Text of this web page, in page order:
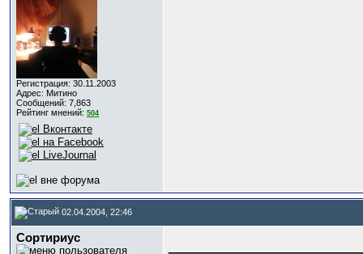
Регистрация: 30.11.2003
Адрес: Митино
Сообщений: 7,863
Рейтинг мнений: 504
02.04.2004, 22:46
Сортириус